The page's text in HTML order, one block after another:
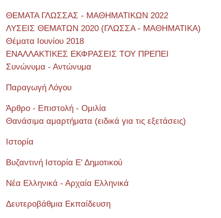
ΘΕΜΑΤΑ ΓΛΩΣΣΑΣ - ΜΑΘΗΜΑΤΙΚΩΝ 2022
ΛΥΣΕΙΣ ΘΕΜΑΤΩΝ 2020 (ΓΛΩΣΣΑ - ΜΑΘΗΜΑΤΙΚΑ)
Θέματα Ιουνίου 2018
ΕΝΑΛΛΑΚΤΙΚΕΣ ΕΚΦΡΑΣΕΙΣ ΤΟΥ ΠΡΕΠΕΙ
Συνώνυμα - Αντώνυμα
Παραγωγή Λόγου
Άρθρο - Επιστολή - Ομιλία
Θανάσιμα αμαρτήματα (ειδικά για τις εξετάσεις)
Ιστορία
Βυζαντινή Ιστορία Ε' Δημοτικού
Νέα Ελληνικά - Αρχαία Ελληνικά
Δευτεροβάθμια Εκπαίδευση